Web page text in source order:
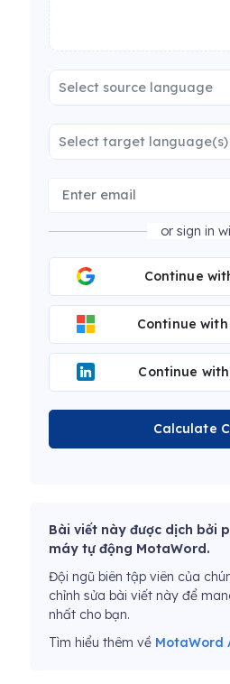
Select source language
Select target language(s)
or sign in
Continue
Continue
Continue
Calculate
Bài viết này được dịch bởi
máy tự động MotaWord.
Đội ngũ biên tập viên của
chỉnh sửa bài viết này để
nhất cho bạn.
Tìm hiểu thêm về MotaWord